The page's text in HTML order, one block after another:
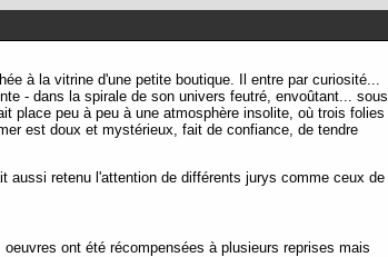
à la vitrine d'une petite boutique. Il entre par curiosité...
- dans la spirale de son univers feutré, envoûtant... sous
place peu à peu à une atmosphère insolite, où trois folies
est doux et mystérieux, fait de confiance, de tendre
aussi retenu l'attention de différents jurys comme ceux de
ont été récompensées à plusieurs reprises mais